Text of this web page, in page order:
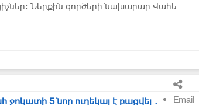
Ներքին գործերի նախարար Վահե
Email
5 նոր ուղեկալ է բացվել․